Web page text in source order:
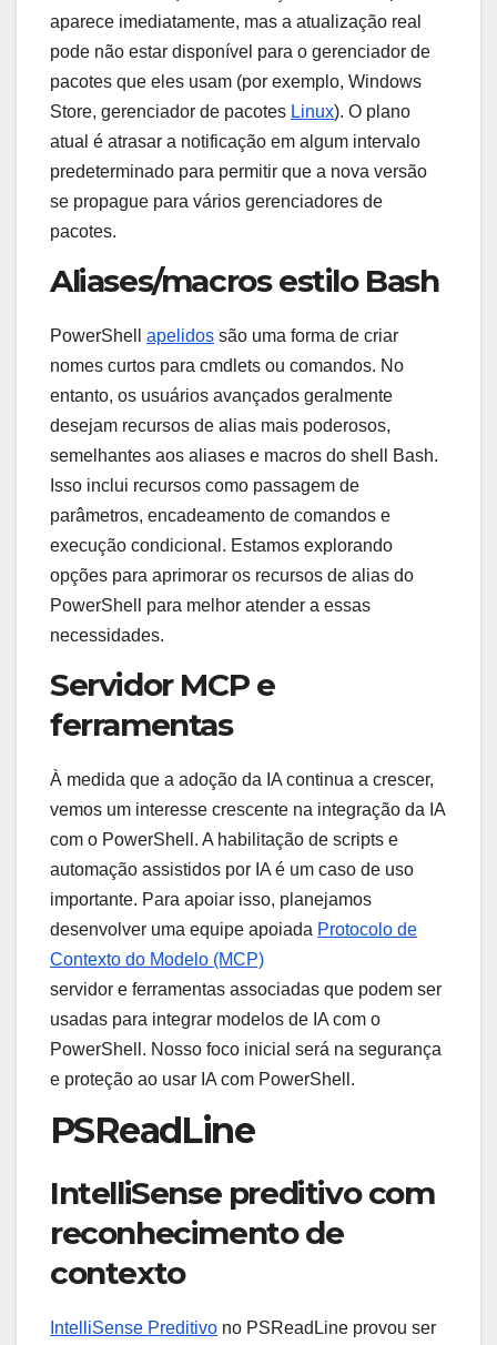
aparece imediatamente, mas a atualização real
pode não estar disponível para o gerenciador de
pacotes que eles usam (por exemplo, Windows
Store, gerenciador de pacotes Linux). O plano
atual é atrasar a notificação em algum intervalo
predeterminado para permitir que a nova versão
se propague para vários gerenciadores de
pacotes.
Aliases/macros estilo Bash
PowerShell apelidos são uma forma de criar
nomes curtos para cmdlets ou comandos. No
entanto, os usuários avançados geralmente
desejam recursos de alias mais poderosos,
semelhantes aos aliases e macros do shell Bash.
Isso inclui recursos como passagem de
parâmetros, encadeamento de comandos e
execução condicional. Estamos explorando
opções para aprimorar os recursos de alias do
PowerShell para melhor atender a essas
necessidades.
Servidor MCP e
ferramentas
À medida que a adoção da IA ​​continua a crescer,
vemos um interesse crescente na integração da IA
​​com o PowerShell. A habilitação de scripts e
automação assistidos por IA é um caso de uso
importante. Para apoiar isso, planejamos
desenvolver uma equipe apoiada Protocolo de
Contexto do Modelo (MCP)
servidor e ferramentas associadas que podem ser
usadas para integrar modelos de IA com o
PowerShell. Nosso foco inicial será na segurança
e proteção ao usar IA com PowerShell.
PSReadLine
IntelliSense preditivo com
reconhecimento de
contexto
IntelliSense Preditivo no PSReadLine provou ser